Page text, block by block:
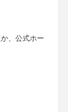
、公式ホー